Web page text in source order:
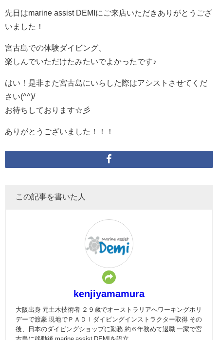
先日はmarine assist DEMIにご来店いただきありがとうござ
いました！
宮古島での体験ダイビング、
楽しんでいただけたみたいでよかったです♪
はい！是非また宮古島にいらした際はアシストさせてくだ
さい(^^)/
お待ちしております☆彡
ありがとうございました！！！
この記事を書いた人
kenjiyamamura
大阪出身 元土木技術者 ２９歳でオーストラリアへワーキングホリ
デーで渡豪 現地でＰＡＤＩダイビングインストラクター取得 その
後、日本のダイビングショップに勤務 約６年務めて退職 一家で宮
古島に移動後 marine assist DEMIを設立